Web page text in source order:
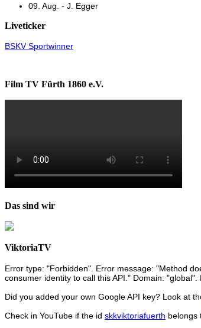
09. Aug. - J. Egger
Liveticker
BSKV Sportwinner
Film TV Fürth 1860 e.V.
Das sind wir
ViktoriaTV
Error type: "Forbidden". Error message: "Method
consumer identity to call this API." Domain: "global".
Did you added your own Google API key? Look at
Check in YouTube if the id skkviktoriafuerth belongs